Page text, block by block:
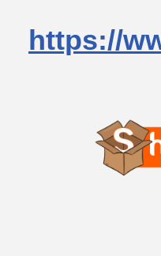
https://